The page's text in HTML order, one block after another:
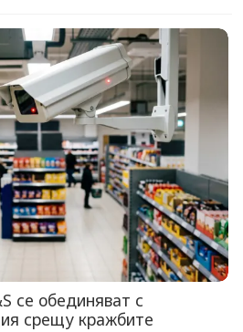
се обединяват с
срещу кражбите